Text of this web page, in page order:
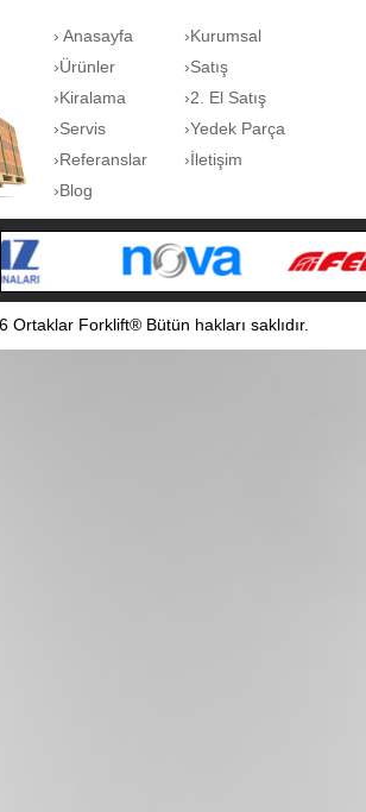
› Anasayfa
›Kurumsal
›Ürünler
›Satış
›Kiralama
›2. El Satış
›Servis
›Yedek Parça
›Referanslar
›İletişim
›Blog
Ortaklar Forklift® Bütün hakları saklıdır.